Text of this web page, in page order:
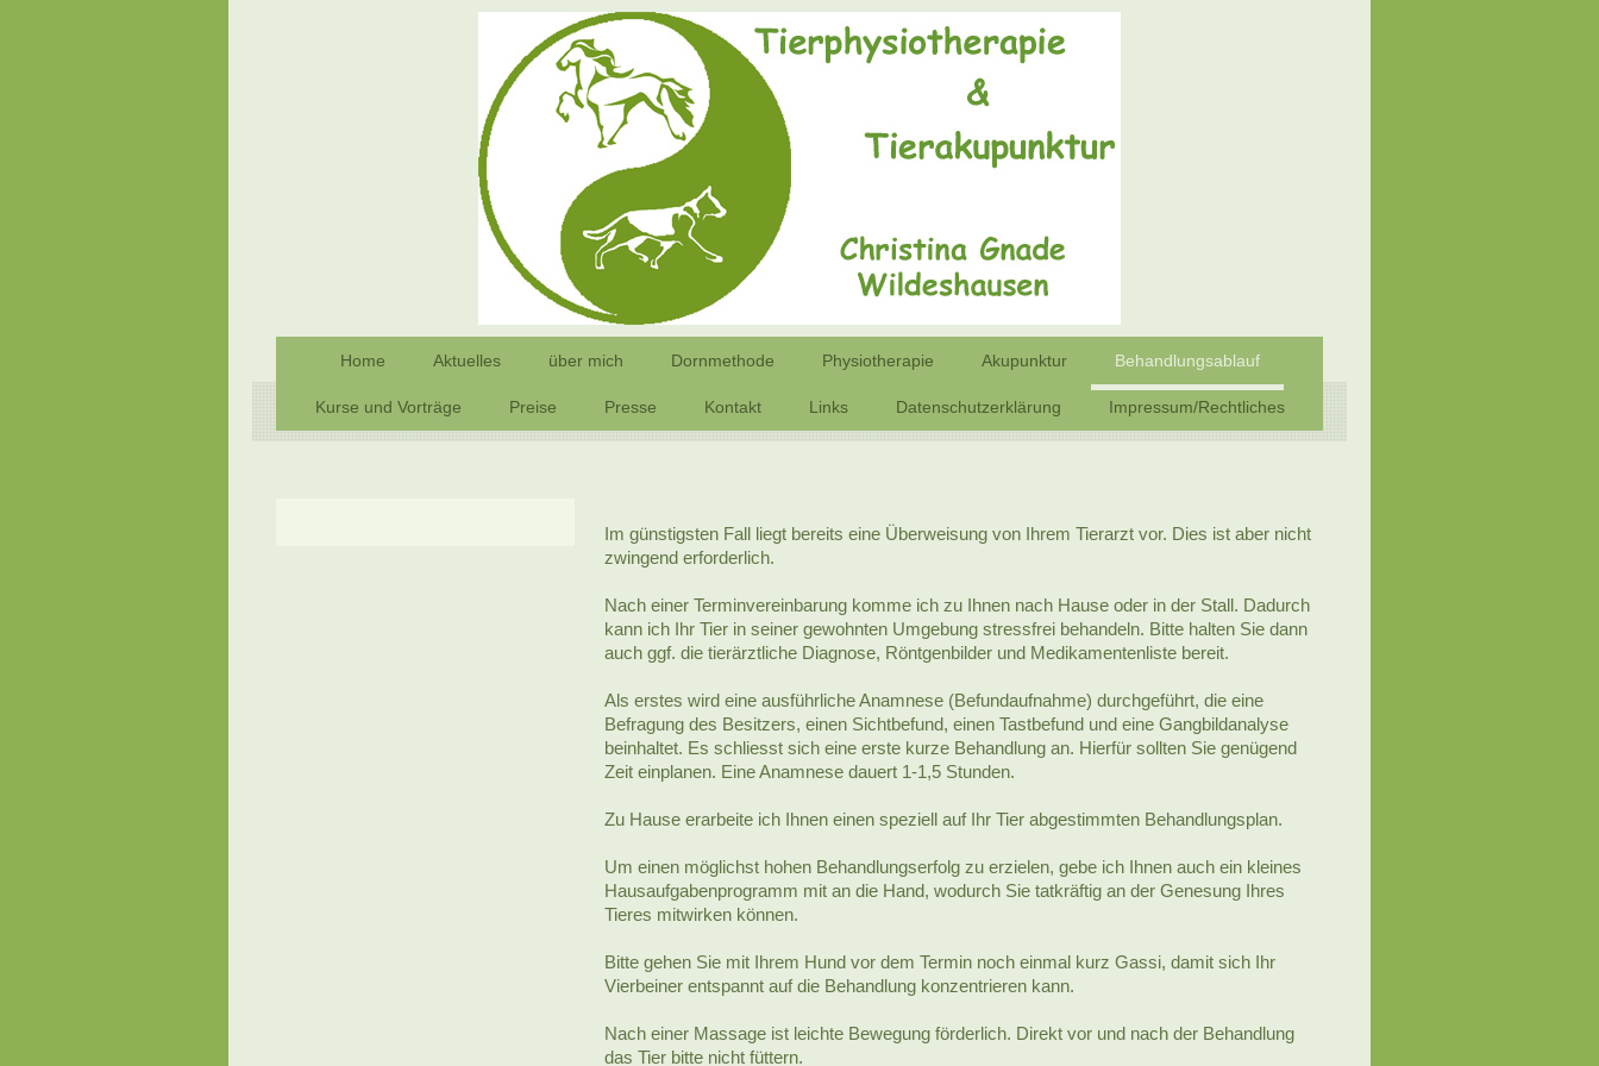
Home Aktuelles über mich Dornmethode Physiotherapie Akupunktur Behandlungsablauf
Kurse und Vorträge Preise Presse Kontakt Links Datenschutzerklärung Impressum/Rechtliches
Im günstigsten Fall liegt bereits eine Überweisung von Ihrem Tierarzt vor. Dies ist aber nicht
zwingend erforderlich.
Nach einer Terminvereinbarung komme ich zu Ihnen nach Hause oder in der Stall. Dadurch
kann ich Ihr Tier in seiner gewohnten Umgebung stressfrei behandeln. Bitte halten Sie dann
auch ggf. die tierärztliche Diagnose, Röntgenbilder und Medikamentenliste bereit.
Als erstes wird eine ausführliche Anamnese (Befundaufnahme) durchgeführt, die eine
Befragung des Besitzers, einen Sichtbefund, einen Tastbefund und eine Gangbildanalyse
beinhaltet. Es schliesst sich eine erste kurze Behandlung an. Hierfür sollten Sie genügend
Zeit einplanen. Eine Anamnese dauert 1-1,5 Stunden.
Zu Hause erarbeite ich Ihnen einen speziell auf Ihr Tier abgestimmten Behandlungsplan.
Um einen möglichst hohen Behandlungserfolg zu erzielen, gebe ich Ihnen auch ein kleines
Hausaufgabenprogramm mit an die Hand, wodurch Sie tatkräftig an der Genesung Ihres
Tieres mitwirken können.
Bitte gehen Sie mit Ihrem Hund vor dem Termin noch einmal kurz Gassi, damit sich Ihr
Vierbeiner entspannt auf die Behandlung konzentrieren kann.
Nach einer Massage ist leichte Bewegung förderlich. Direkt vor und nach der Behandlung
das Tier bitte nicht füttern.